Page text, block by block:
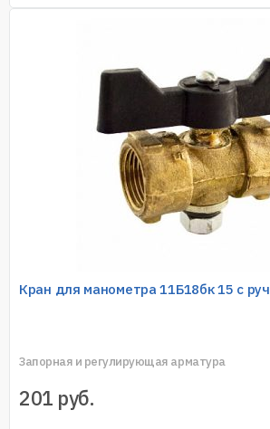
Кран для манометра 11Б18бк 15 с
Запорная и регулирующая арматура
201 руб.